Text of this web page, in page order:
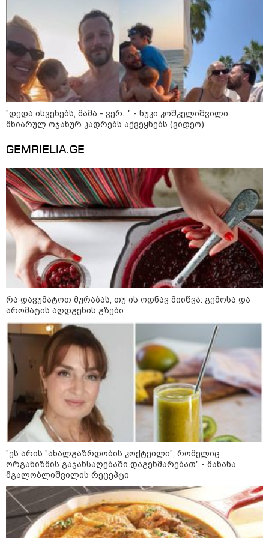
ისტორიაში ყველაზე
დეტალურად აღბეჭდეს
კატეგორიის ყველა სიახლე
"გონებაში ვალაგებდი, ეს ამბავი
პირველად ვისთვის მეთქვა, ვის
უნდა ჩავექოლე“
"ძალიან მძიმეა ჩემთვის ის, რაც
ახლა გითხარით“
"ეს უზნეო გზა
ხელისუფლებისთვის ცუდად
მთავრდება ხოლმე“
მოზაიკა
"დედა ისვენებს, მამა - ვერ..." - ნუკი კოშკელიშვილი
მხიარულ ოჯახურ კადრებს აქვეყნებს (ვიდეო)
GEMRIELIA.GE
რა დავუმატოთ მურაბას, თუ ის ოდნავ მიიწვა: გემოსა და
არომატის აღდგენის გზები
"ეს არის "ახალგაზრდობის კოქტეილი", რომელიც
ორგანიზმის გაჯანსაღებაში დაგეხმარებათ" - მანანა
მგალობლიშვილის რეცეპტი